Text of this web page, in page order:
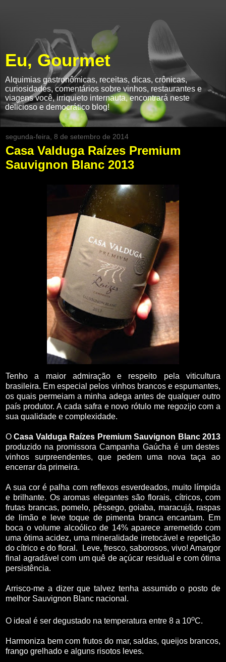
Eu, Gourmet
Alquimias gastronômicas, receitas, dicas, crônicas,
curiosidades, comentários sobre vinhos, restaurantes e
viagens você, irriquieto internauta, encontrará neste
delicioso e democrático blog!
segunda-feira, 8 de setembro de 2014
Casa Valduga Raízes Premium
Sauvignon Blanc 2013
Tenho a maior admiração e respeito pela viticultura
brasileira. Em especial pelos vinhos brancos e espumantes,
os quais permeiam a minha adega antes de qualquer outro
país produtor.A cada safra e novo rótulo me regozijo com a
sua qualidade e complexidade.
OCasa Valduga Raízes Premium Sauvignon Blanc 2013
produzido na promissora Campanha Gaúcha é um destes
vinhos surpreendentes, que pedem uma nova taça ao
encerrar da primeira.
A sua cor é palha com reflexos esverdeados, muito límpida
e brilhante. Os aromas elegantes são florais, cítricos, com
frutas brancas, pomelo, pêssego, goiaba, maracujá, raspas
de limão e leve toque de pimenta branca encantam. Em
boca o volume alcoólico de 14% aparece arremetido com
uma ótima acidez, uma mineralidade irretocável e repetição
do cítrico e do floral. Leve, fresco, saborosos, vivo! Amargor
final agradável com um quê de açúcar residual e com ótima
persistência.
Arrisco-me a dizer que talvez tenha assumido o posto de
melhor Sauvignon Blanc nacional.
O ideal é ser degustado na temperatura entre 8 a 10oC.
Harmoniza bem com frutos do mar, saldas, queijos brancos,
frango grelhado e alguns risotos leves.